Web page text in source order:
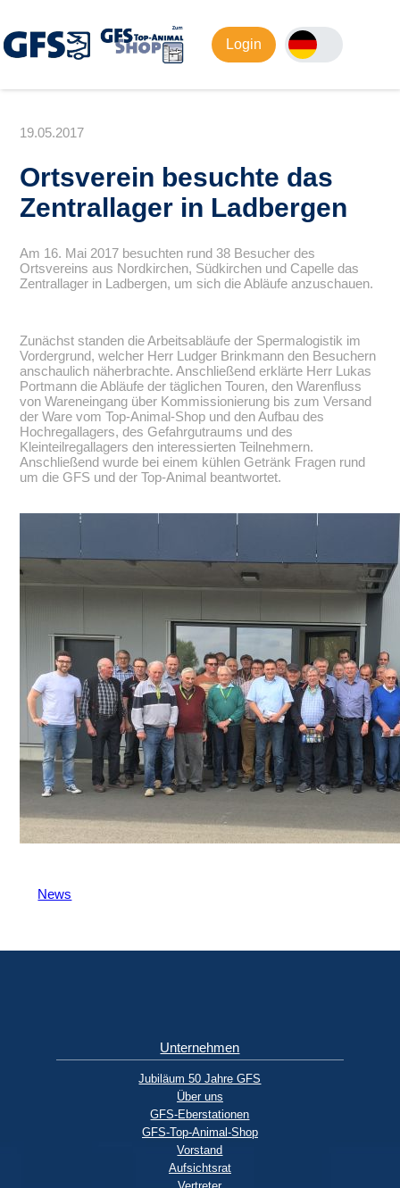
Login
19.05.2017
Ortsverein besuchte das
Zentrallager in Ladbergen
Am 16. Mai 2017 besuchten rund 38 Besucher des
Ortsvereins aus Nordkirchen, Südkirchen und Capelle das
Zentrallager in Ladbergen, um sich die Abläufe anzuschauen.
Zunächst standen die Arbeitsabläufe der Spermalogistik im
Vordergrund, welcher Herr Ludger Brinkmann den Besuchern
anschaulich näherbrachte. Anschließend erklärte Herr Lukas
Portmann die Abläufe der täglichen Touren, den Warenfluss
von Wareneingang über Kommissionierung bis zum Versand
der Ware vom Top-Animal-Shop und den Aufbau des
Hochregallagers, des Gefahrgutraums und des
Kleinteilregallagers den interessierten Teilnehmern.
Anschließend wurde bei einem kühlen Getränk Fragen rund
um die GFS und der Top-Animal beantwortet.
News
Unternehmen
Jubiläum 50 Jahre GFS
Über uns
GFS-Eberstationen
GFS-Top-Animal-Shop
Vorstand
Aufsichtsrat